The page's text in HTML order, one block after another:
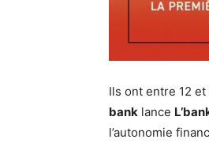
Ils ont entre 12
bank lance
l’autonomie